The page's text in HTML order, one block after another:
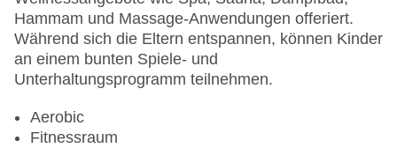
Hammam und Massage-Anwendungen offeriert.
Während sich die Eltern entspannen, können Kinder
an einem bunten Spiele- und
Unterhaltungsprogramm teilnehmen.
Aerobic
Fitnessraum